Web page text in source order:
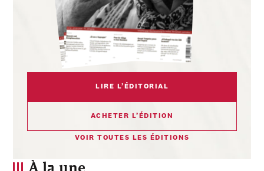
LIRE L’ÉDITORIAL
ACHETER L’ÉDITION
VOIR TOUTES LES ÉDITIONS